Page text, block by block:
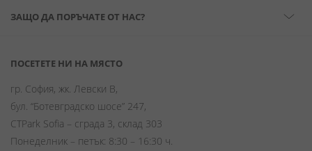
ЗАЩО ДА ПОРЪЧАТЕ ОТ НАС?
ПОСЕТЕТЕ НИ НА МЯСТО
гр. София, жк. Левски В,
бул. “Ботевградско шосе” 247,
CTPark Sofia – сграда 3, склад 303
Понеделник – петък: 8:30 – 16:30 ч.